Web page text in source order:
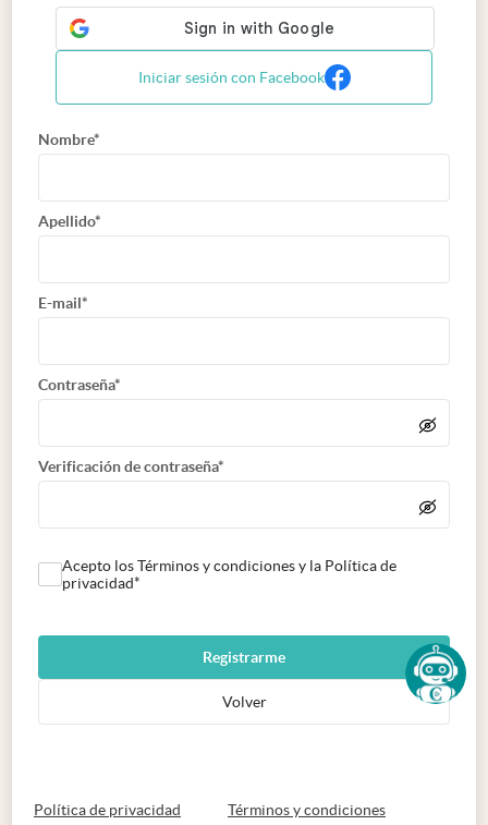
Iniciar sesión con Facebook
Nombre*
Apellido*
E-mail*
Contraseña*
Verificación de contraseña*
Acepto los Términos y condiciones y la Política de
privacidad*
Registrarme
Volver
Política de privacidad abre en nueva pestaña
Términos y condicionesabre en nueva